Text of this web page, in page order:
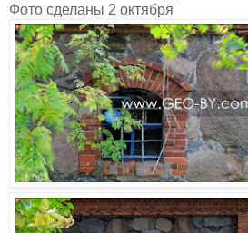
Фото сделаны 2 октября